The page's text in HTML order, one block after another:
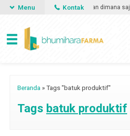
obat apa saja, kapan saja dan dimana saja.
Menu Kontak
Beranda »Tags "batuk produktif"
Tags batuk produktif